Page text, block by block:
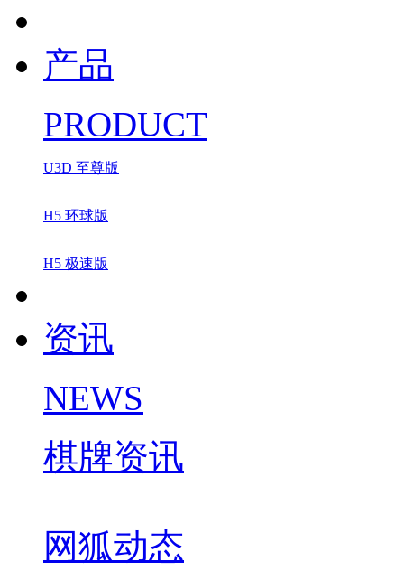
产品
PRODUCT
U3D 至尊版
H5 环球版
H5 极速版
资讯
NEWS
棋牌资讯
网狐动态